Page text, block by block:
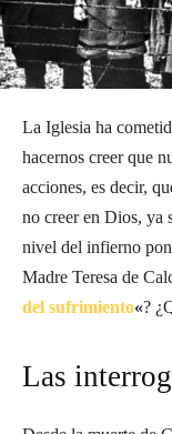
La Iglesia ha
hacernos creer que
acciones, es decir,
no creer en Dios, ya
nivel del infierno
Madre Teresa de
del sufrimiento«?
Las